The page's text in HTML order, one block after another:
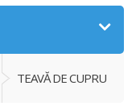
TEAVĂ DE CUPRU